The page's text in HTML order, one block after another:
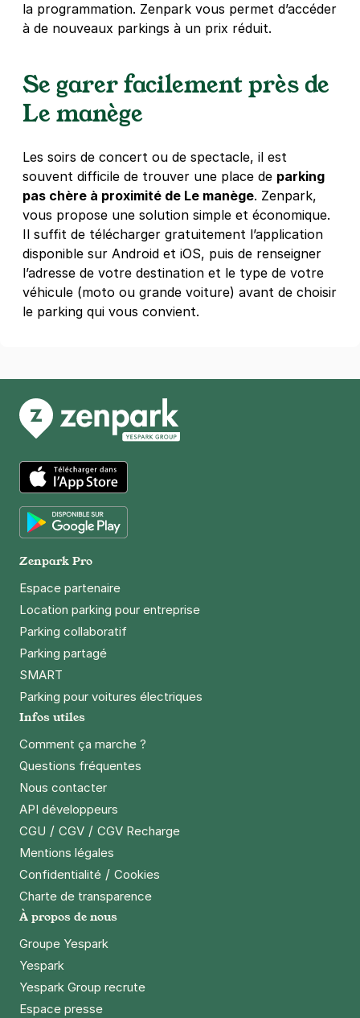
1 €/heure,7 €/jour,24 €/semaine(tarifs dégressifs)
+ Abonnements disponibles
Reims - Université de Reims -
Campus Croix Rouge
34 rue Pierre Taittinger
51100Reims
4,6(26 avis)
0,50 € /heure 16 €/semaine (tarifs dégressifs)
Réserver
+ Abonnements disponibles
0,50 € /heure 4 €/jour,15 €/semaine
Réserver
+ Abonnements disponibles
Reims - Hôpital Robert Debré - Croix
Rouge
/heure 5,50 €/jour, 23 €/semaine
+ Abonnements disponibles
la programmation. Zenpark vous permet d’accéder
à de nouveaux parkings à un prix réduit.
Se garer facilement près de
Le manège
Les soirs de concert ou de spectacle, il est
souvent difficile de trouver une place de parking
pas chère à proximité de Le manège. Zenpark,
vous propose une solution simple et économique.
Il suffit de télécharger gratuitement l’application
disponible sur Android et iOS, puis de renseigner
l’adresse de votre destination et le type de votre
véhicule (moto ou grande voiture) avant de choisir
le parking qui vous convient.
App Store
Zenpark Pro
Espace partenaire
Location parking pour entreprise
Parking collaboratif
Parking partagé
SMART
Parking pour voitures électriques
Infos utiles
Comment ça marche ?
Questions fréquentes
Nous contacter
API développeurs
CGU / CGV / CGV Recharge
Mentions légales
Confidentialité / Cookies
Charte de transparence
À propos de nous
Groupe Yespark
Yespark
Yespark Group recrute
Espace presse